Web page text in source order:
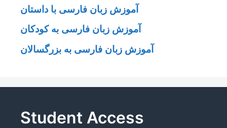
آموزش زبان فارسی با داستان
آموزش زبان فارسی به کودکان
آموزش زبان فارسی به بزرگسالان
Student Access